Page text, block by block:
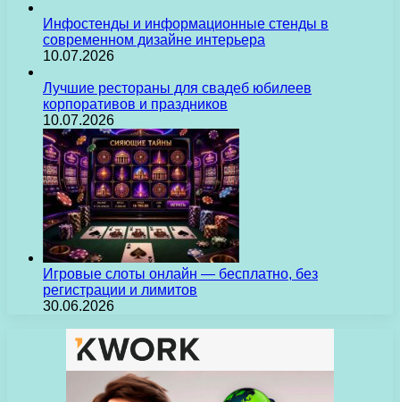
Инфостенды и информационные стенды в
современном дизайне интерьера
10.07.2026
Лучшие рестораны для свадеб юбилеев
корпоративов и праздников
10.07.2026
Игровые слоты онлайн — бесплатно, без
регистрации и лимитов
30.06.2026